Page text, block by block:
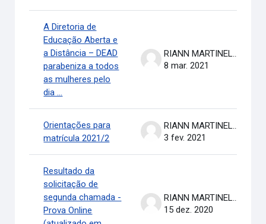
A Diretoria de
Educação Aberta e
a Distância – DEAD
parabeniza a todos
as mulheres pelo
dia ...
RIANN MARTINELLI BATISTA
8 mar. 2021
Orientações para
matrícula 2021/2
RIANN MARTINELLI BATISTA
3 fev. 2021
Resultado da
solicitação de
segunda chamada -
Prova Online
RIANN MARTINELLI BATISTA
15 dez. 2020